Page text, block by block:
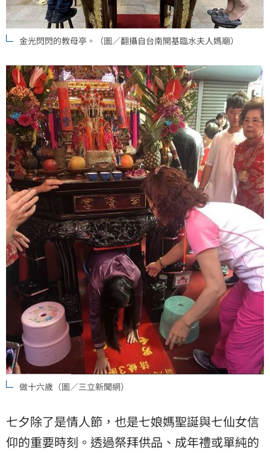
金光閃閃的教母亭。（圖／翻攝自台南開基臨水夫人媽廟）
做十六歲（圖／三立新聞網）
七夕除了是情人節，也是七娘媽聖誕與七仙女信
仰的重要時刻。透過祭拜供品、成年禮或單純的